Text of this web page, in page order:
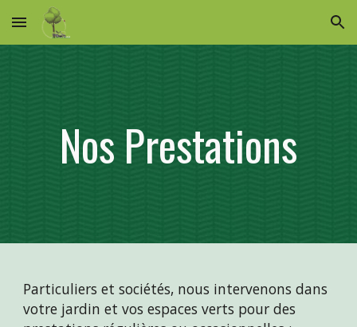
Skip to main content Skip to navigation
Nos Prestations
Particuliers et sociétés, nous intervenons dans
votre jardin et vos espaces verts pour des